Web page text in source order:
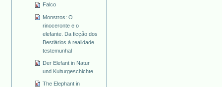
Falco
Monstros: O
rinoceronte e o
elefante. Da ficção dos
Bestiários à realidade
testemunhal
Der Elefant in Natur
und Kulturgeschichte
The Elephant in